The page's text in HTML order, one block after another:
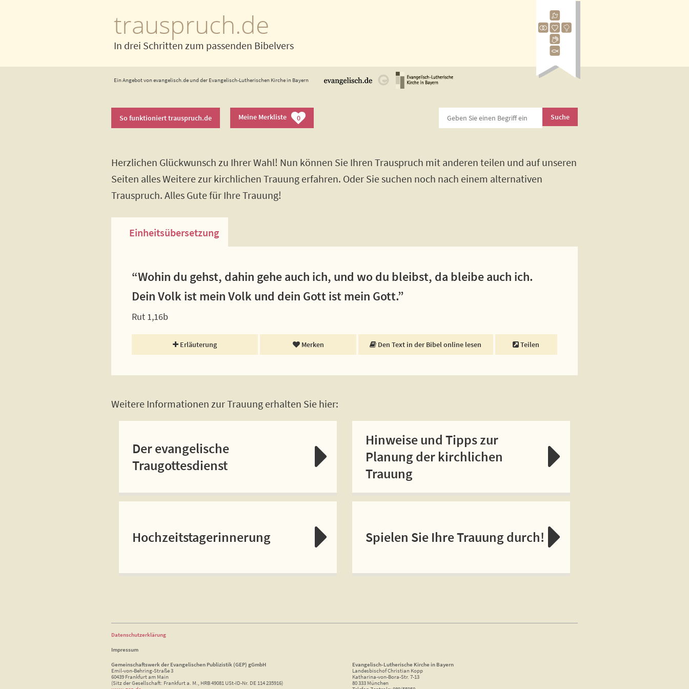
trauspruch.de
In drei Schritten zum passenden Bibelvers
Ein Angebot von evangelisch.de und der Evangelisch-Lutherischen Kirche in Bayern
So funktioniert trauspruch.de Meine Merkliste 0
Herzlichen Glückwunsch zu Ihrer Wahl! Nun können Sie Ihren Trauspruch mit anderen teilen und auf unseren
Seiten alles Weitere zur kirchlichen Trauung erfahren. Oder Sie suchen noch nach einem alternativen
Trauspruch. Alles Gute für Ihre Trauung!
Einheitsübersetzung
“Wohin du gehst, dahin gehe auch ich, und wo du bleibst, da bleibe auch ich.
Dein Volk ist mein Volk und dein Gott ist mein Gott.”
Rut 1,16b
Erläuterung Merken Den Text in der Bibel online lesen Teilen
Weitere Informationen zur Trauung erhalten Sie hier:
Der evangelische
Traugottesdienst
Hinweise und Tipps zur
Planung der kirchlichen
Trauung
Hochzeitstagerinnerung Spielen Sie Ihre Trauung durch!
Datenschutzerklärung
Impressum
Gemeinschaftswerk der Evangelischen Publizistik (GEP) gGmbH
Emil-von-Behring-Straße 3
60439 Frankfurt am Main
(Sitz der Gesellschaft: Frankfurt a. M., HRB 49081 USt-ID-Nr. DE 114 235916)
Evangelisch-Lutherische Kirche in Bayern
Landesbischof Christian Kopp
Katharina-von-Bora-Str. 7-13
80 333 München